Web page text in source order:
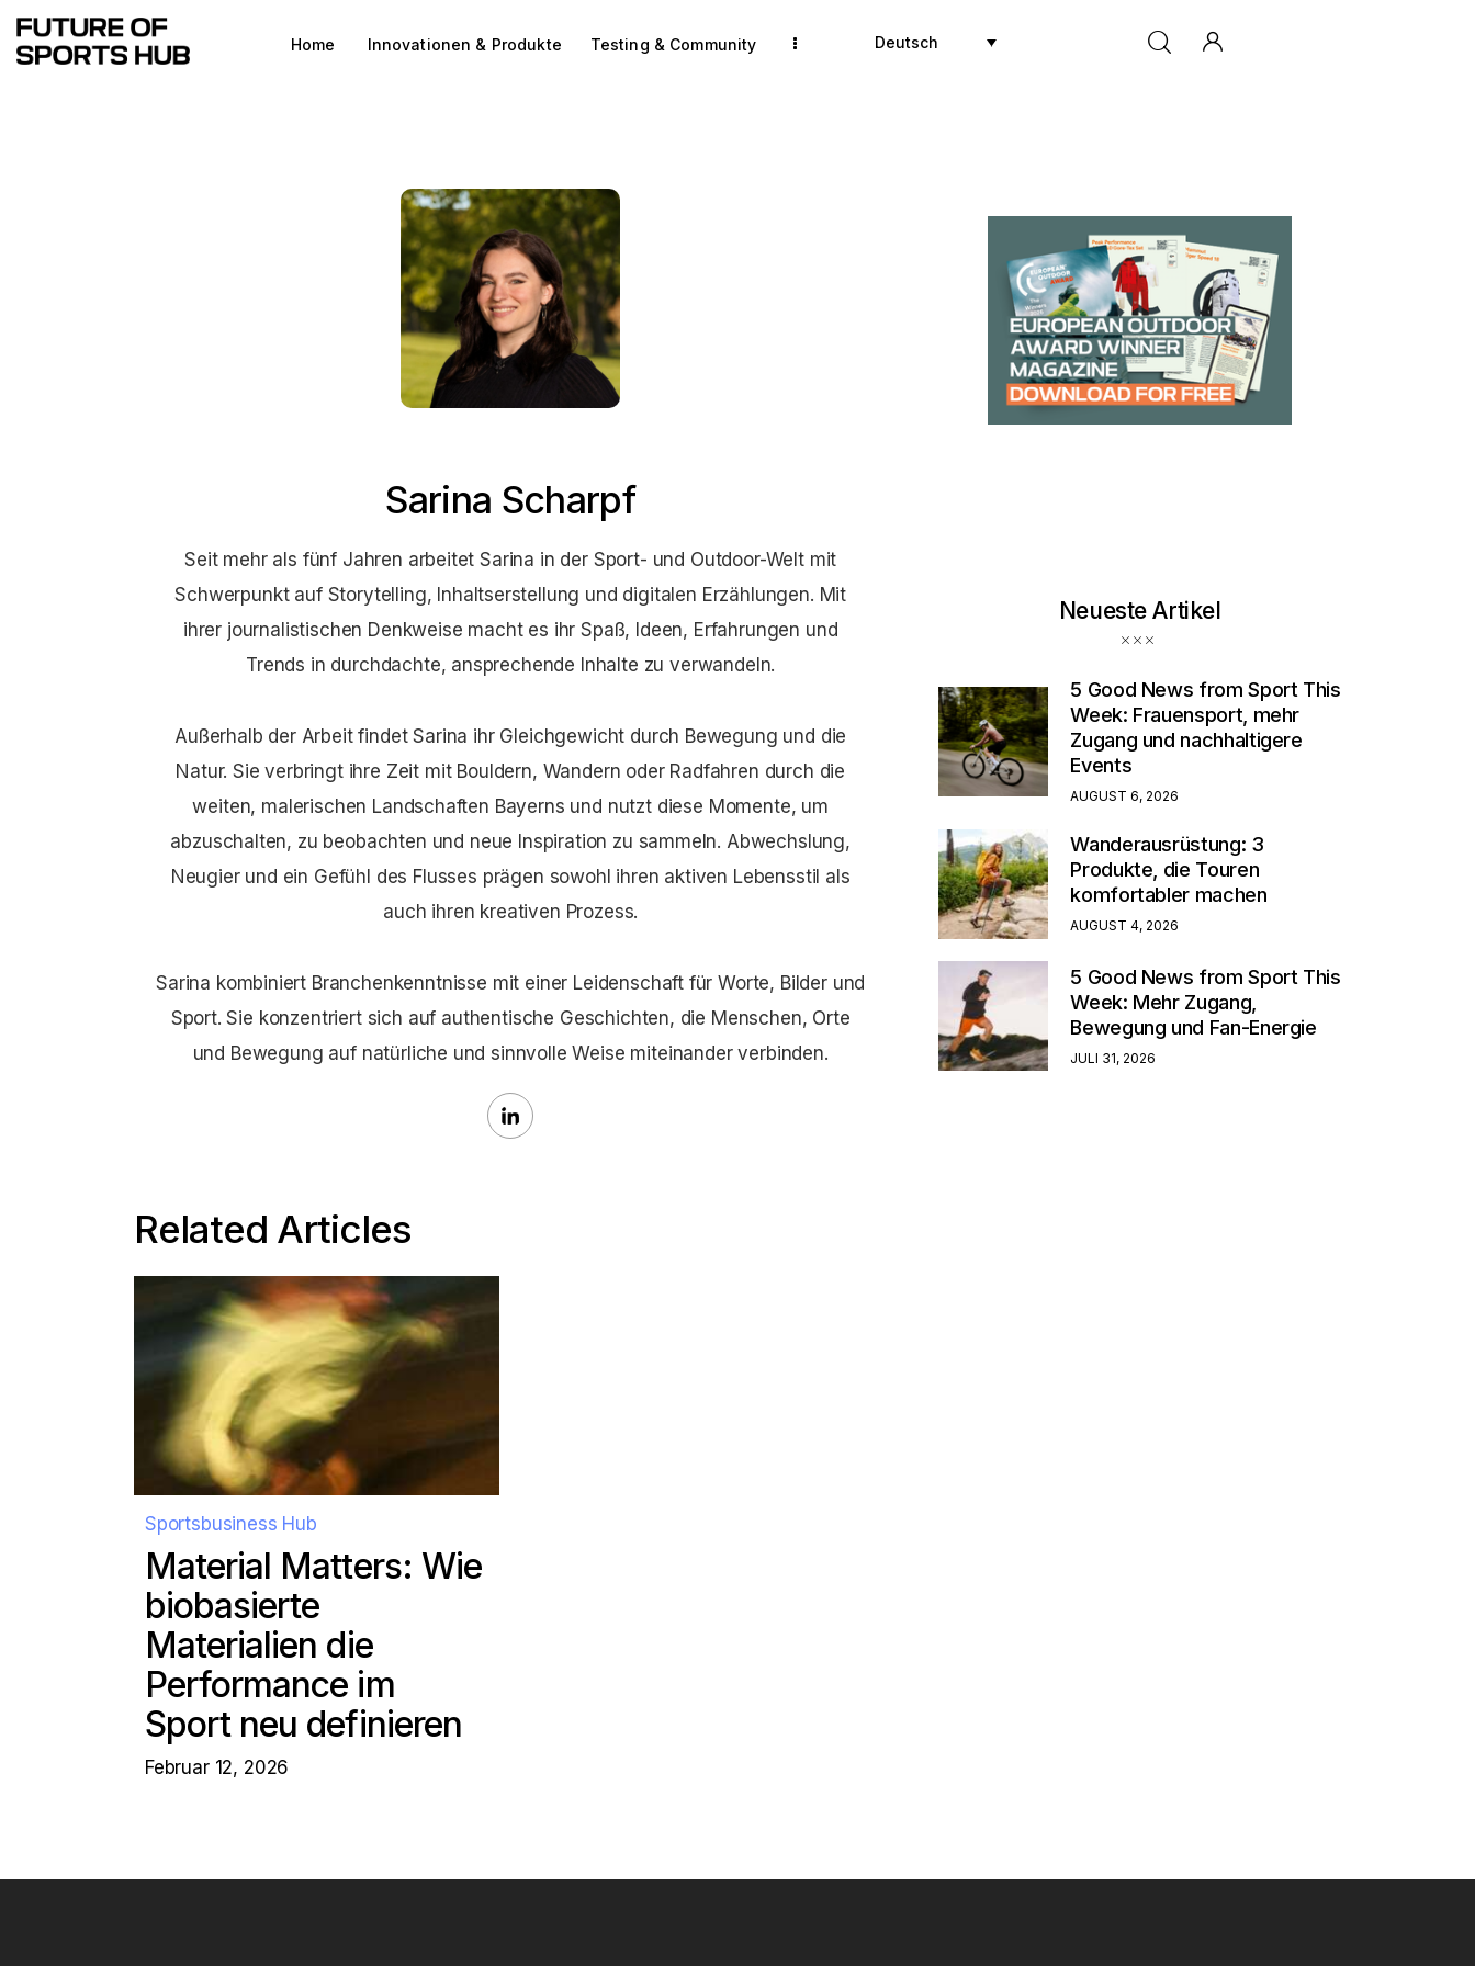
Home Innovationen & Produkte Testing & Community Deutsch
Home
Sarina Scharpf
Seit mehr als fünf Jahren arbeitet Sarina in der Sport- und Outdoor-Welt mit
Schwerpunkt auf Storytelling, Inhaltserstellung und digitalen Erzählungen. Mit
ihrer journalistischen Denkweise macht es ihr Spaß, Ideen, Erfahrungen und
Trends in durchdachte, ansprechende Inhalte zu verwandeln.
Außerhalb der Arbeit findet Sarina ihr Gleichgewicht durch Bewegung und die
Natur. Sie verbringt ihre Zeit mit Bouldern, Wandern oder Radfahren durch die
weiten, malerischen Landschaften Bayerns und nutzt diese Momente, um
abzuschalten, zu beobachten und neue Inspiration zu sammeln. Abwechslung,
Neugier und ein Gefühl des Flusses prägen sowohl ihren aktiven Lebensstil als
auch ihren kreativen Prozess.
Sarina kombiniert Branchenkenntnisse mit einer Leidenschaft für Worte, Bilder und
Sport. Sie konzentriert sich auf authentische Geschichten, die Menschen, Orte
und Bewegung auf natürliche und sinnvolle Weise miteinander verbinden.
Related Articles
Sportsbusiness Hub
Material Matters: Wie
biobasierte
Materialien die
Performance im
Sport neu definieren
Februar 12, 2026
Neueste Artikel
5 Good News from Sport This
Week: Frauensport, mehr
Zugang und nachhaltigere
Events
AUGUST 6, 2026
Wanderausrüstung: 3
Produkte, die Touren
komfortabler machen
AUGUST 4, 2026
5 Good News from Sport This
Week: Mehr Zugang,
Bewegung und Fan-Energie
JULI 31, 2026